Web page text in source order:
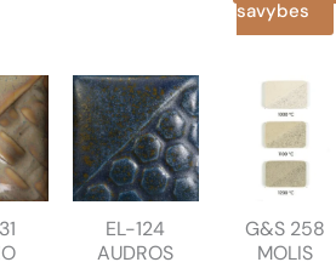
The
options
may
be
savybes
EL-124
AUDROS
G&S 258
MOLIS